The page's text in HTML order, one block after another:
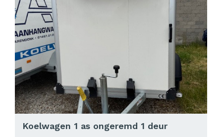
Koelwagen 1 as ongeremd 1 deur